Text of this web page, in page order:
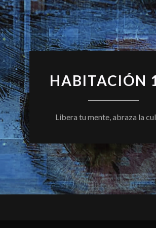
HABITACIÓN
Libera tu mente, abraza la